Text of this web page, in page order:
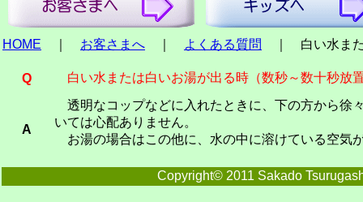
HOME お客さまへ よくある質問 ｜ 白い水また
Q 白い水または白いお湯が出る時（数秒～数十秒放
A
透明なコップなどに入れたときに、下の方から徐
いては心配ありません。
お湯の場合はこの他に、水の中に溶けている空気
Copyright© 2011 Sakado